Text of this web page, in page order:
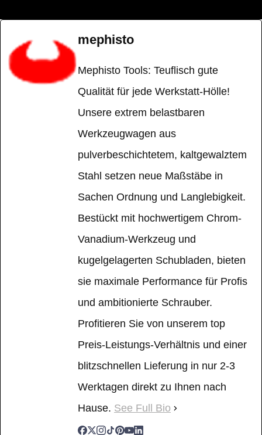
mephisto
Mephisto Tools: Teuflisch gute
Qualität für jede Werkstatt-Hölle!
Unsere extrem belastbaren
Werkzeugwagen aus
pulverbeschichtetem, kaltgewalztem
Stahl setzen neue Maßstäbe in
Sachen Ordnung und Langlebigkeit.
Bestückt mit hochwertigem Chrom-
Vanadium-Werkzeug und
kugelgelagerten Schubladen, bieten
sie maximale Performance für Profis
und ambitionierte Schrauber.
Profitieren Sie von unserem top
Preis-Leistungs-Verhältnis und einer
blitzschnellen Lieferung in nur 2-3
Werktagen direkt zu Ihnen nach
Hause. See Full Bio